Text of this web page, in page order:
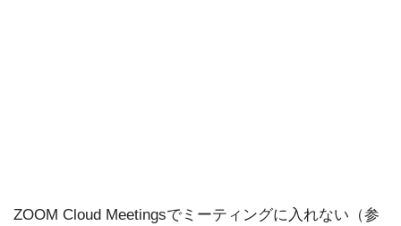
ZOOM Cloud Meetingsでミーティングに入れない（参